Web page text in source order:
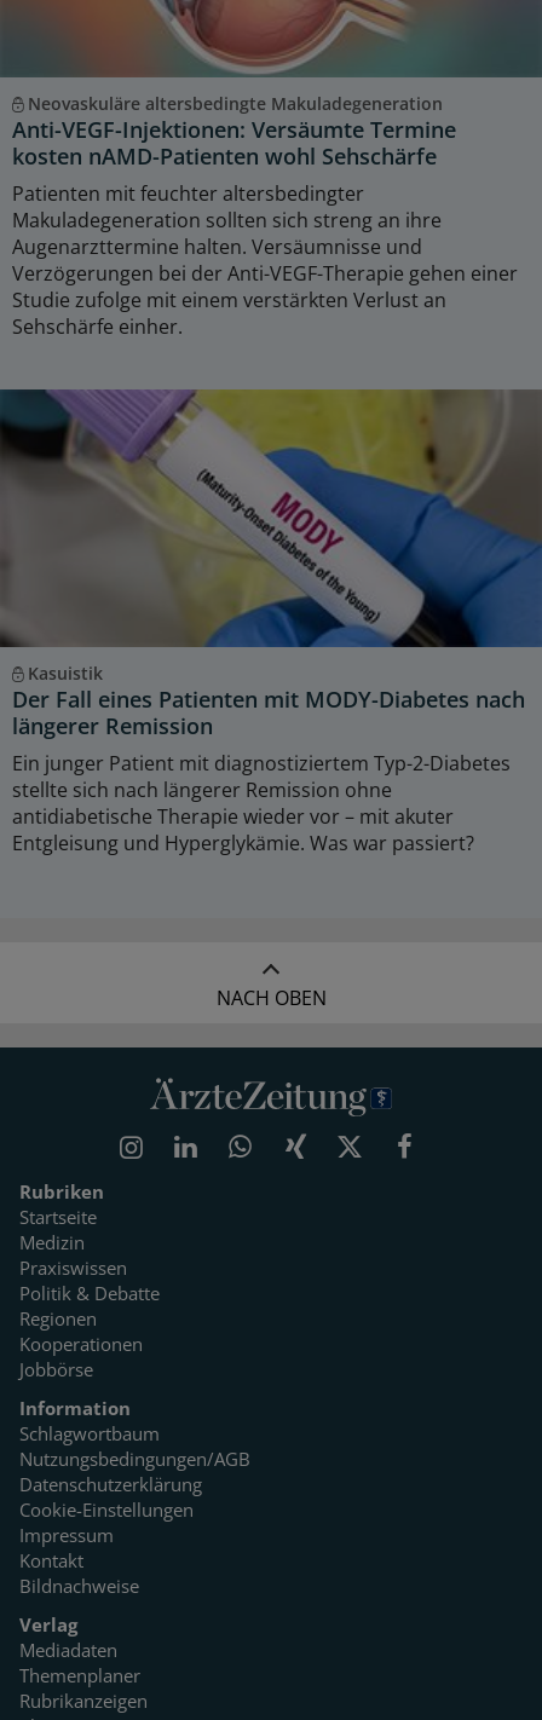
Neovaskuläre altersbedingte Makuladegeneration
Anti-VEGF-Injektionen: Versäumte Termine
kosten nAMD-Patienten wohl Sehschärfe
Patienten mit feuchter altersbedingter
Makuladegeneration sollten sich streng an ihre
Augenarzttermine halten. Versäumnisse und
Verzögerungen bei der Anti-VEGF-Therapie gehen einer
Studie zufolge mit einem verstärkten Verlust an
Sehschärfe einher.
Kasuistik
Der Fall eines Patienten mit MODY-Diabetes nach
längerer Remission
Ein junger Patient mit diagnostiziertem Typ-2-Diabetes
stellte sich nach längerer Remission ohne
antidiabetische Therapie wieder vor – mit akuter
Entgleisung und Hyperglykämie. Was war passiert?
NACH OBEN
Rubriken
Startseite
Medizin
Praxiswissen
Politik & Debatte
Regionen
Kooperationen
Jobbörse
Information
Schlagwortbaum
Nutzungsbedingungen/AGB
Datenschutzerklärung
Cookie-Einstellungen
Impressum
Kontakt
Bildnachweise
Verlag
Mediadaten
Themenplaner
Rubrikanzeigen